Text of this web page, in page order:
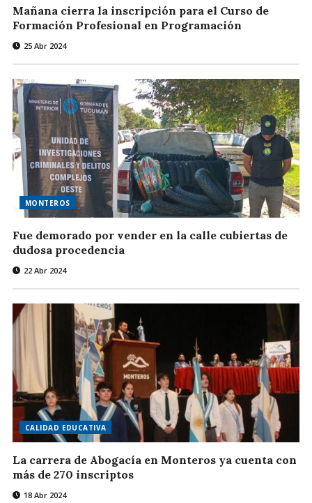
Mañana cierra la inscripción para el Curso de
Formación Profesional en Programación
25 Abr 2024
MONTEROS
Fue demorado por vender en la calle cubiertas de
dudosa procedencia
22 Abr 2024
CALIDAD EDUCATIVA
La carrera de Abogacía en Monteros ya cuenta con
más de 270 inscriptos
18 Abr 2024